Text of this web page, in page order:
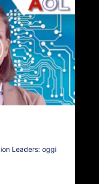
Leaders: oggi